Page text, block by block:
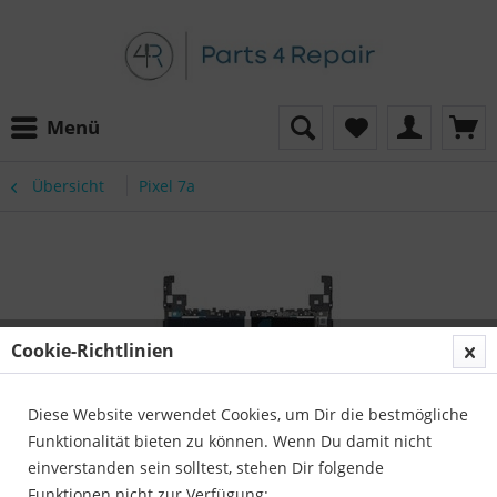
Menü
Übersicht Pixel 7a
Cookie-Richtlinien
Diese Website verwendet Cookies, um Dir die bestmögliche
Funktionalität bieten zu können. Wenn Du damit nicht
einverstanden sein solltest, stehen Dir folgende